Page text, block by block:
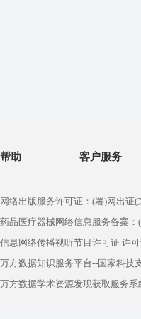
帮助 客户服务
网络出版服务许可证：(署)网出证(
药品医疗器械网络信息服务备案
信息网络传播视听节目许可证 许
万方数据知识服务平台--国家科技
万方数据学术资源发现获取服务